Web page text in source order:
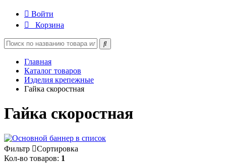
Войти
Корзина
Главная
Каталог товаров
Изделия крепежные
Гайка скоростная
Гайка скоростная
Фильтр
Сортировка
Кол-во товаров: 1